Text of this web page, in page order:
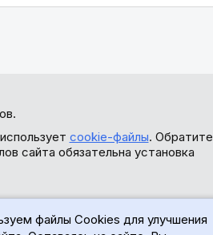
cookie-файлы. Обратите
сайта обязательна установка
файлы Cookies для улучшения